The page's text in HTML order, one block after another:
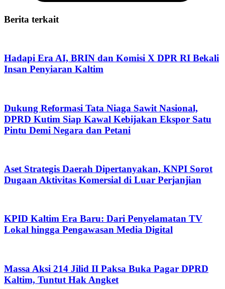
Berita terkait
Hadapi Era AI, BRIN dan Komisi X DPR RI Bekali
Insan Penyiaran Kaltim
Dukung Reformasi Tata Niaga Sawit Nasional,
DPRD Kutim Siap Kawal Kebijakan Ekspor Satu
Pintu Demi Negara dan Petani
Aset Strategis Daerah Dipertanyakan, KNPI Sorot
Dugaan Aktivitas Komersial di Luar Perjanjian
KPID Kaltim Era Baru: Dari Penyelamatan TV
Lokal hingga Pengawasan Media Digital
Massa Aksi 214 Jilid II Paksa Buka Pagar DPRD
Kaltim, Tuntut Hak Angket